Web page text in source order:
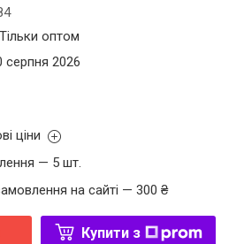
Тільки оптом
серпня 2026
— 5 шт.
ціни
на сайті — 300 ₴
Купити з